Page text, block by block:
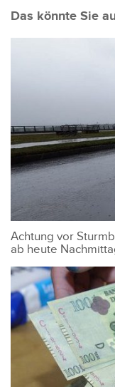
Das könnte Sie
Achtung vor
ab heute